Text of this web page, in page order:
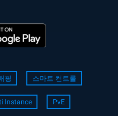
핑 스마트 컨트롤
Instance PvE